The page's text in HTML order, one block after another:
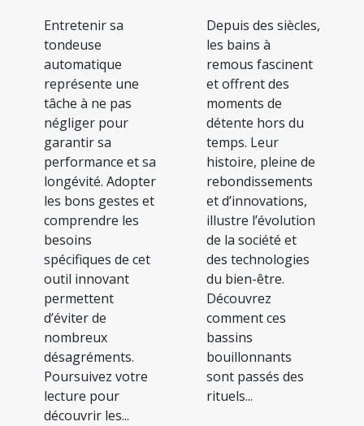
Entretenir sa
tondeuse
automatique
représente une
tâche à ne pas
négliger pour
garantir sa
performance et sa
longévité. Adopter
les bons gestes et
comprendre les
besoins
spécifiques de cet
outil innovant
permettent
d’éviter de
nombreux
désagréments.
Poursuivez votre
lecture pour
découvrir les...
Depuis des siècles,
les bains à
remous fascinent
et offrent des
moments de
détente hors du
temps. Leur
histoire, pleine de
rebondissements
et d’innovations,
illustre l’évolution
de la société et
des technologies
du bien-être.
Découvrez
comment ces
bassins
bouillonnants
sont passés des
rituels...